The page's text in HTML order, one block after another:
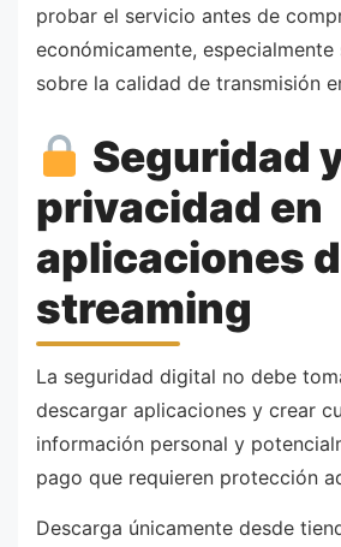
probar el servicio antes de
económicamente,
sobre la calidad de transmisión
Seguridad
privacidad en
aplicaciones
streaming
La seguridad digital no debe
descargar aplicaciones y crear
información personal y
pago que requieren protección
Descarga únicamente desde